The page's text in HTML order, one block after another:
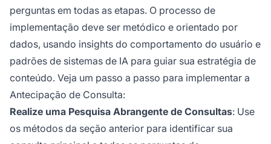
perguntas em todas as etapas. O processo de
implementação deve ser metódico e orientado por
dados, usando insights do comportamento do usuário e
padrões de sistemas de IA para guiar sua estratégia de
conteúdo. Veja um passo a passo para implementar a
Antecipação de Consulta:
Realize uma Pesquisa Abrangente de Consultas: Use
os métodos da seção anterior para identificar sua